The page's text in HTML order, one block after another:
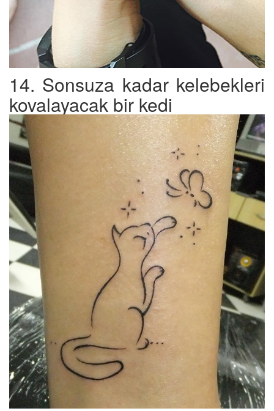
14. Sonsuza kadar kelebekleri
kovalayacak bir kedi